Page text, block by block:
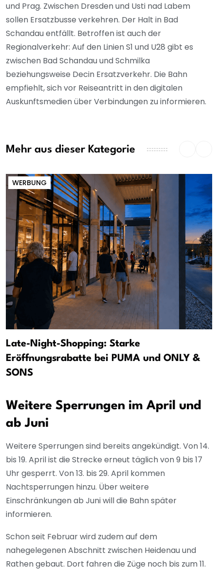
und Prag. Zwischen Dresden und Usti nad Labem
sollen Ersatzbusse verkehren. Der Halt in Bad
Schandau entfällt. Betroffen ist auch der
Regionalverkehr: Auf den Linien S1 und U28 gibt es
zwischen Bad Schandau und Schmilka
beziehungsweise Decin Ersatzverkehr. Die Bahn
empfiehlt, sich vor Reiseantritt in den digitalen
Auskunftsmedien über Verbindungen zu informieren.
Mehr aus dieser Kategorie
WERBUNG
Late-Night-Shopping: Starke
Eröffnungsrabatte bei PUMA und ONLY &
SONS
Weitere Sperrungen im April und
ab Juni
Weitere Sperrungen sind bereits angekündigt. Von 14.
bis 19. April ist die Strecke erneut täglich von 9 bis 17
Uhr gesperrt. Von 13. bis 29. April kommen
Nachtsperrungen hinzu. Über weitere
Einschränkungen ab Juni will die Bahn später
informieren.
Schon seit Februar wird zudem auf dem
nahegelegenen Abschnitt zwischen Heidenau und
Rathen gebaut. Dort fahren die Züge noch bis zum 11.